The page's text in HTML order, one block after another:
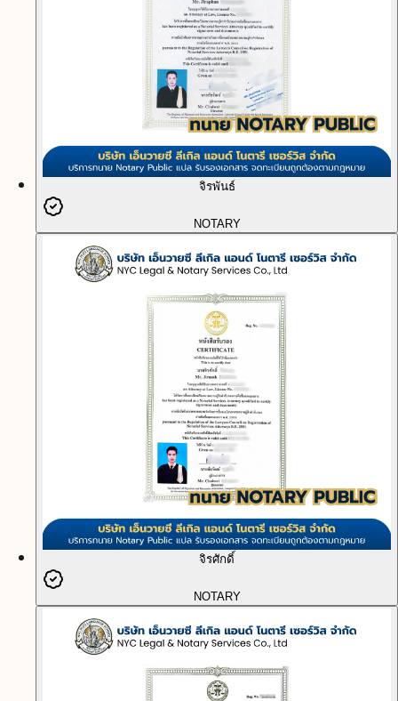
จิรพันธ์
NOTARY
จิรศักดิ์
NOTARY